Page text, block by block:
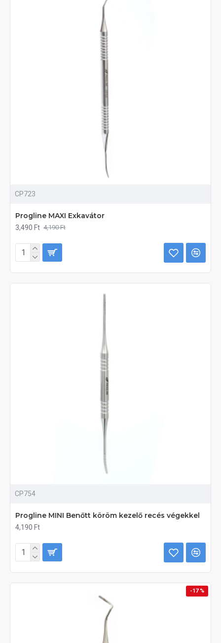
CP723
Progline MAXI Exkavátor
3,490 Ft 4,190 Ft
CP754
Progline MINI Benőtt köröm kezelő recés végekkel
4,190 Ft
-17 %